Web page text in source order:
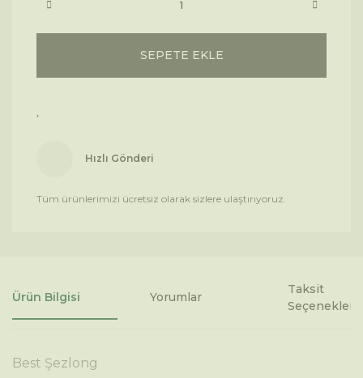
SEPETE EKLE
Hızlı Gönderi
Tüm ürünlerimizi ücretsiz olarak sizlere ulaştırıyoruz.
Ürün Bilgisi Yorumlar
Taksit
Seçenekleri
Best Şezlong